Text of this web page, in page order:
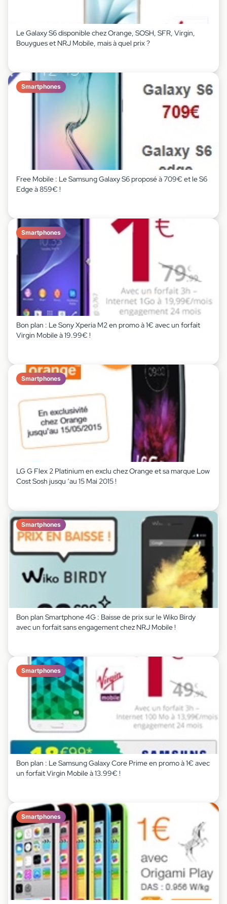
Le Galaxy S6 disponible chez Orange, SOSH, SFR, Virgin,
Bouygues et NRJ Mobile, mais à quel prix ?
Smartphones
Free Mobile : Le Samsung Galaxy S6 proposé à 709€ et le S6
Edge à 859€ !
Smartphones
Bon plan : Le Sony Xperia M2 en promo à 1€ avec un forfait
Virgin Mobile à 19.99€ !
Smartphones
LG G Flex 2 Platinium en exclu chez Orange et sa marque Low
Cost Sosh jusqu ‘au 15 Mai 2015 !
Smartphones
Bon plan Smartphone 4G : Baisse de prix sur le Wiko Birdy
avec un forfait sans engagement chez NRJ Mobile !
Smartphones
Bon plan : Le Samsung Galaxy Core Prime en promo à 1€ avec
un forfait Virgin Mobile à 13.99€ !
Smartphones